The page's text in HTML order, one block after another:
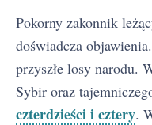
Pokorny zakonnik
doświadcza
przyszłe losy narodu.
Sybir oraz
czterdzieści i cztery.